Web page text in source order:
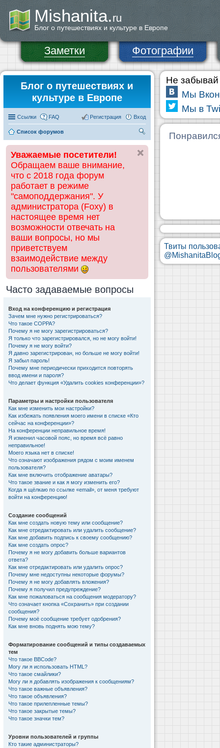
Mishanita.ru
Блог о путешествиях и культуре в Европе
Заметки Фотографии
Блог о путешествиях и
культуре в Европе
Ссылки FAQ Вход
Регистрация
Список форумов
ск
Уважаемые посетители!
Обращаем ваше внимание,
что с 2018 года форум
работает в режиме
"самоподдержания". У
администратора (Foxy) в
настоящее время нет
возможности отвечать на
ваши вопросы, но мы
приветствуем
взаимодействие между
пользователями
Часто задаваемые вопросы
Вход на конференцию и регистрация
Зачем мне нужно регистрироваться?
Что такое COPPA?
Почему я не могу зарегистрироваться?
Я только что зарегистрировался, но не могу войти!
Почему я не могу войти?
Я давно зарегистрирован, но больше не могу войти!
Я забыл пароль!
Почему мне периодически приходится повторять
ввод имени и пароля?
Что делает функция «Удалить cookies конференции»?
Параметры и настройки пользователя
Как мне изменить мои настройки?
Как избежать появления моего имени в списке «Кто
сейчас на конференции»?
На конференции неправильное время!
Я изменил часовой пояс, но время всё равно
неправильное!
Моего языка нет в списке!
Что означают изображения рядом с моим именем
пользователя?
Как мне включить отображение аватары?
Что такое звание и как я могу изменить его?
Когда я щёлкаю по ссылке «email», от меня требуют
войти на конференцию!
Создание сообщений
Как мне создать новую тему или сообщение?
Как мне отредактировать или удалить сообщение?
Как мне добавить подпись к своему сообщению?
Как мне создать опрос?
Почему я не могу добавить больше вариантов
ответа?
Как мне отредактировать или удалить опрос?
Почему мне недоступны некоторые форумы?
Почему я не могу добавлять вложения?
Почему я получил предупреждение?
Как мне пожаловаться на сообщения модератору?
Что означает кнопка «Сохранить» при создании
сообщения?
Почему моё сообщение требует одобрения?
Как мне вновь поднять мою тему?
Форматирование сообщений и типы создаваемых
тем
Что такое BBCode?
Могу ли я использовать HTML?
Что такое смайлики?
Могу ли я добавлять изображения к сообщениям?
Что такое важные объявления?
Что такое объявления?
Что такое прилепленные темы?
Что такое закрытые темы?
Что такое значки тем?
Уровни пользователей и группы
Кто такие администраторы?
Не забывай
Мы
Мы в
Твиты